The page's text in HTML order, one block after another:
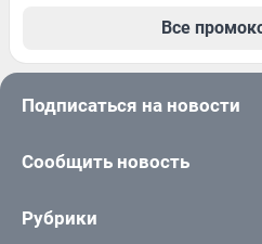
Все
Подписаться на новости
Сообщить новость
Рубрики